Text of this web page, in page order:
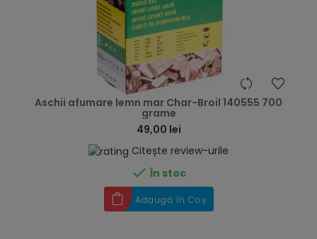
Aschii afumare lemn mar Char-Broil 140555 700
grame
49,00 lei
Citește review-urile
 În stoc
Adaugă în Coș